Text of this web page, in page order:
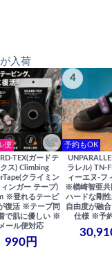
入荷
便
TEX(ガードテ
クス) Climbing
クライミン
ンガー テープ)
※登れるテーピ
復活 ※テープ同
で肌に優しい ※
ール便対応
990円
4
予約もOK
ラレル) TN-
ィーエヌ-フ
※楢崎智亜
ハードな剛
自由度が融
仕様 ※予